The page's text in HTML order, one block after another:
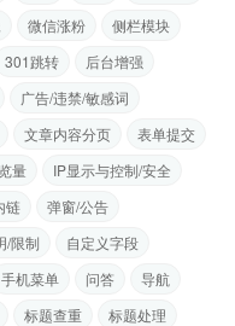
微信涨粉
侧栏模块
301跳转
后台增强
广告/违禁/敏感词
文章内容分页
表单提交
量
IP显示与控制/安全
链
弹窗/公告
/限制
自定义字段
手机菜单 问答
导航
标题查重
标题处理